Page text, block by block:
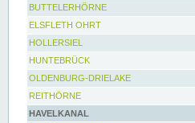
BUTTELERHÖRNE
ELSFLETH OHRT
HOLLERSIEL
HUNTEBRÜCK
OLDENBURG-DRIELAKE
REITHÖRNE
HAVELKANAL